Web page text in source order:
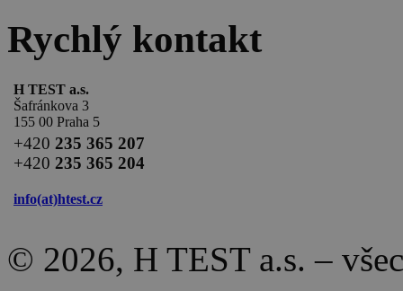
Rychlý kontakt
H TEST a.s.
Šafránkova 3
155 00 Praha 5
+420 235 365 207
+420 235 365 204
info(at)htest.cz
© 2026, H TEST a.s. –